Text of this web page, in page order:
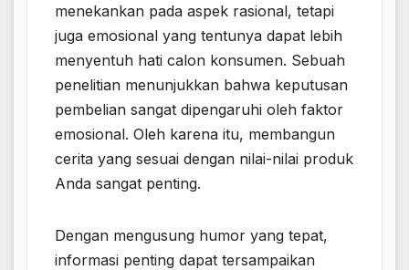
menekankan pada aspek rasional, tetapi
juga emosional yang tentunya dapat lebih
menyentuh hati calon konsumen. Sebuah
penelitian menunjukkan bahwa keputusan
pembelian sangat dipengaruhi oleh faktor
emosional. Oleh karena itu, membangun
cerita yang sesuai dengan nilai-nilai produk
Anda sangat penting.
Dengan mengusung humor yang tepat,
informasi penting dapat tersampaikan